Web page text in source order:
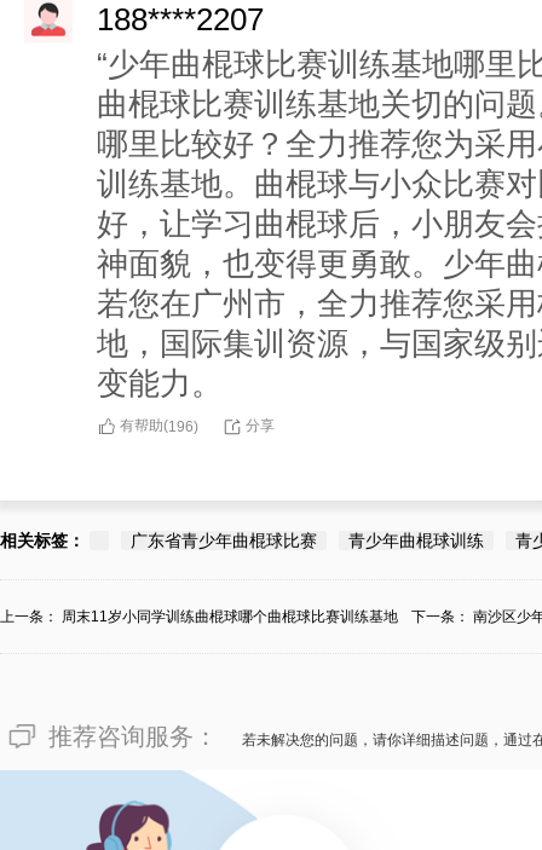
188****2207
“少年曲棍球比赛训练基地哪里
曲棍球比赛训练基地关切的问
哪里比较好？全力推荐您为采
训练基地。曲棍球与小众比赛
好，让学习曲棍球后，小朋友
神面貌，也变得更勇敢。少年
若您在广州市，全力推荐您采
地，国际集训资源，与国家级
变能力。
有帮助(196) 分享
相关标签： 广东省青少年曲棍球比赛 青少年曲棍球训练 青
上一条： 周末11岁小同学训练曲棍球哪个曲棍球比赛训练基地
下一条： 南沙区少
推荐咨询服务： 若未解决您的问题，请你详细描述问题，通过